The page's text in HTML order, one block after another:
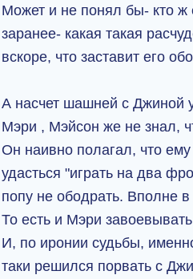
Может и не понял бы- кто ж
заранее- какая такая
вскоре, что заставит его
А насчет шашней с Джиной
Мэри , Мэйсон же не знал,
Он наивно полагал, что
удасться "играть на два
попу не ободрать. Вполне
То есть и Мэри
И, по иронии судьбы,
таки решился порвать с